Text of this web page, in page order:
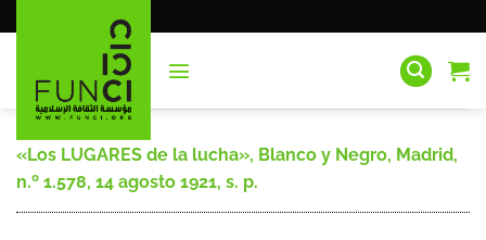
al
«Los LUGARES de la lucha», Blanco y Negro, Madrid,
n.º 1.578, 14 agosto 1921, s. p.